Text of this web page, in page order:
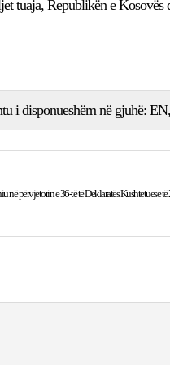
tuaja, Republikën e Kosovës
i disponueshëm në gjuhë:EN
në përvjetorin e 36-të të Deklaratës Kushtetuese